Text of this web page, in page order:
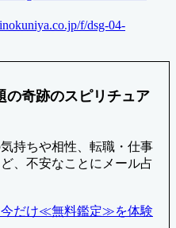
f/dsg-04-
の奇跡のスピリチュア
持ちや相性、転職・仕事
、不安なことにメール占
今だけ≪無料鑑定≫を体験